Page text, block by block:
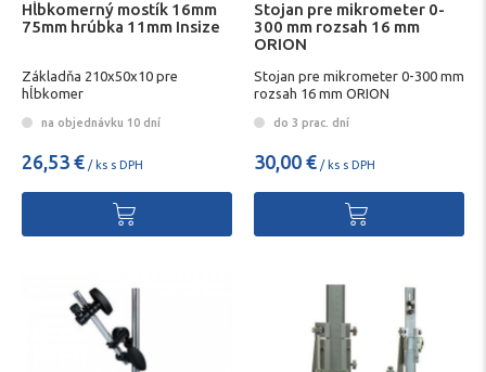
Hĺbkomerný mostík 16mm
75mm hrúbka 11mm Insize
Základňa 210x50x10 pre
hĺbkomer
na objednávku 10 dní
26,53 € / ks s DPH
Stojan pre mikrometer 0-
300 mm rozsah 16 mm
ORION
Stojan pre mikrometer 0-300 mm
rozsah 16 mm ORION
do 3 prac. dní
30,00 € / ks s DPH